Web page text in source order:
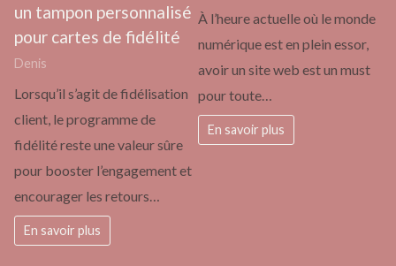
un tampon personnalisé
pour cartes de fidélité
Denis
Lorsqu’il s’agit de fidélisation
client, le programme de
fidélité reste une valeur sûre
pour booster l’engagement et
encourager les retours…
En savoir plus
À l’heure actuelle où le monde
numérique est en plein essor,
avoir un site web est un must
pour toute…
En savoir plus